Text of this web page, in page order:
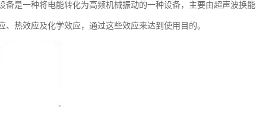
备是一种将电能转化为高频机械振动的一种设备，主要由超声波换
、热效应及化学效应，通过这些效应来达到使用目的。